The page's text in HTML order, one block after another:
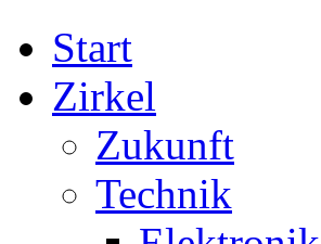
Start
Zirkel
Zukunft
Technik